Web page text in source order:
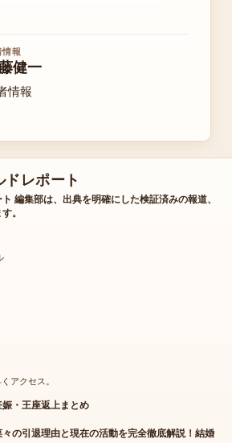
情報
健一
情報
ドレポート
編集部は、出典を明確にした検証済みの報道、
。
アクセス。
・王座返上まとめ
の引退理由と現在の活動を完全徹底解説！結婚